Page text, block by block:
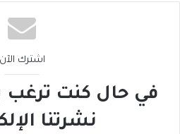
اشترك الآن
في حال كنت ترغب
نشرتنا